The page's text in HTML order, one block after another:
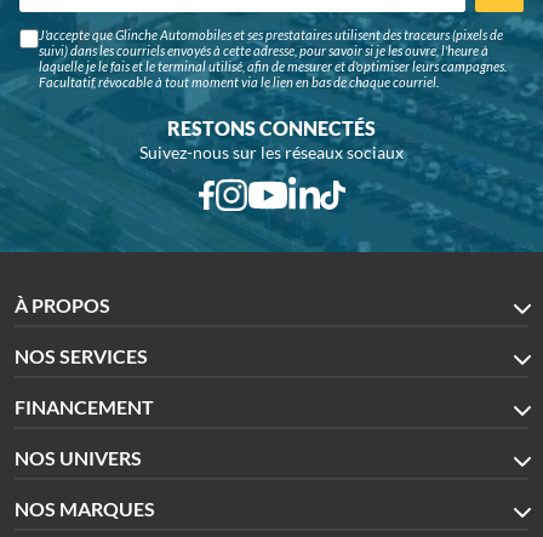
J'accepte que Glinche Automobiles et ses prestataires utilisent des traceurs (pixels de
suivi) dans les courriels envoyés à cette adresse, pour savoir si je les ouvre, l'heure à
laquelle je le fais et le terminal utilisé, afin de mesurer et d'optimiser leurs campagnes.
Facultatif, révocable à tout moment via le lien en bas de chaque courriel.
RESTONS CONNECTÉS
Suivez-nous sur les réseaux sociaux
À PROPOS
NOS SERVICES
FINANCEMENT
NOS UNIVERS
NOS MARQUES